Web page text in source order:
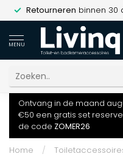
Retourneren binnen 30
MENU
Ontvang in de maand
€50 een gratis set
de code ZOMER26
Home /